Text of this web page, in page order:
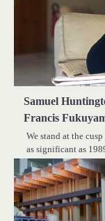
Samuel
Francis
We stand at the
as significant as